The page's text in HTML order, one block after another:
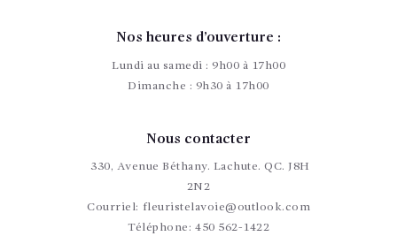
Nos heures d’ouverture :
Lundi au samedi : 9h00 à 17h00
Dimanche : 9h30 à 17h00
Nous contacter
330, Avenue Béthany. Lachute. QC. J8H
2N2
Courriel: fleuristelavoie@outlook.com
Téléphone: 450 562-1422